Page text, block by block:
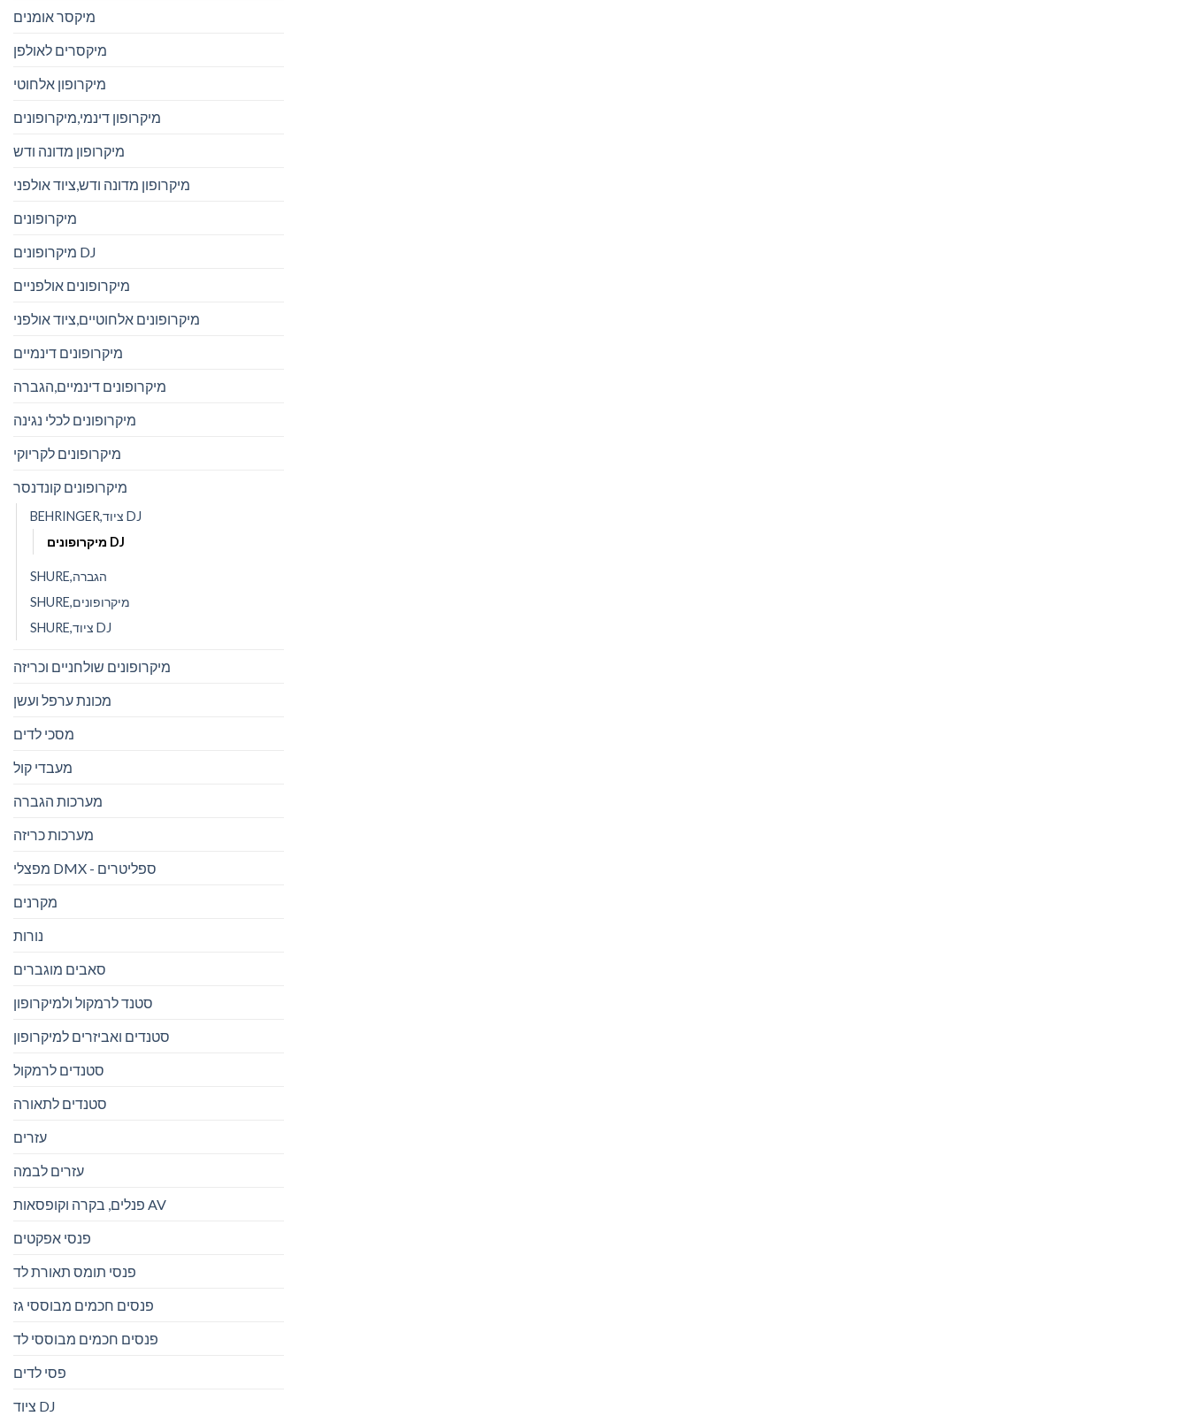
מיקסר אומנים
מיקסרים לאולפן
מיקרופון אלחוטי
מיקרופון דינמי,מיקרופונים
מיקרופון מדונה ודש
מיקרופון מדונה ודש,ציוד אולפני
מיקרופונים
מיקרופונים DJ
מיקרופונים אולפניים
מיקרופונים אלחוטיים,ציוד אולפני
מיקרופונים דינמיים
מיקרופונים דינמיים,הגברה
מיקרופונים לכלי נגינה
מיקרופונים לקריוקי
מיקרופונים קונדנסר
BEHRINGER,ציוד DJ
מיקרופונים DJ
SHURE,הגברה
SHURE,מיקרופונים
SHURE,ציוד DJ
מיקרופונים שולחניים וכריזה
מכונת ערפל ועשן
מסכי לדים
מעבדי קול
מערכות הגברה
מערכות כריזה
מפצלי DMX - ספליטרים
מקרנים
נורות
סאבים מוגברים
סטנד לרמקול ולמיקרופון
סטנדים ואביזרים למיקרופון
סטנדים לרמקול
סטנדים לתאורה
עזרים
עזרים לבמה
פנלים, בקרה וקופסאות AV
פנסי אפקטים
פנסי תומס תאורת לד
פנסים חכמים מבוססי גז
פנסים חכמים מבוססי לד
פסי לדים
ציוד DJ